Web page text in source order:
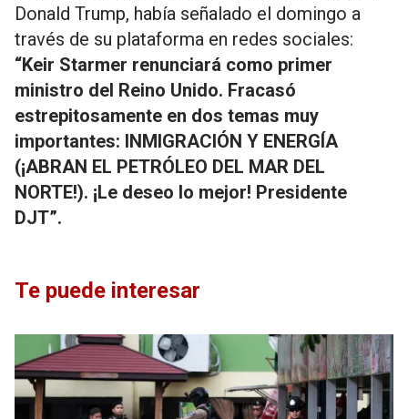
Donald Trump, había señalado el domingo a
través de su plataforma en redes sociales:
“Keir Starmer renunciará como primer
ministro del Reino Unido. Fracasó
estrepitosamente en dos temas muy
importantes: INMIGRACIÓN Y ENERGÍA
(¡ABRAN EL PETRÓLEO DEL MAR DEL
NORTE!). ¡Le deseo lo mejor! Presidente
DJT”.
Te puede interesar